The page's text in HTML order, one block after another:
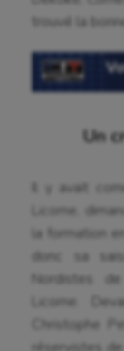
trouvé la
Un
Il y avait
Licorne,
la formation
donc sa
Nordistes
Licorne.
Christophe